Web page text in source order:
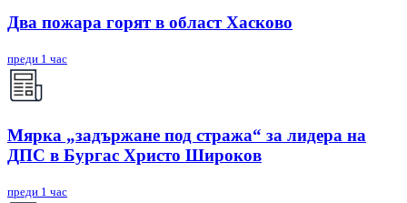
Два пожара горят в област Хасково
преди 1 час
Мярка „задържане под стража“ за лидера на
ДПС в Бургас Христо Широков
преди 1 час